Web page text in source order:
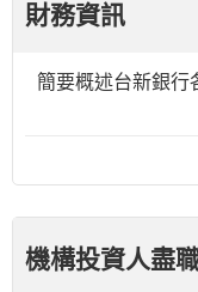
財務資訊
簡要概述台新銀行
機構投資人盡